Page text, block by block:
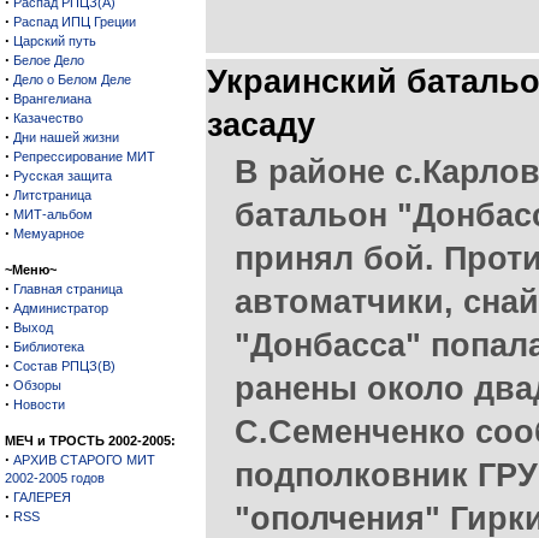
· Распад ИПЦ Греции
· Царский путь
· Белое Дело
· Дело о Белом Деле
· Врангелиана
· Казачество
· Дни нашей жизни
· Репрессирование МИТ
· Русская защита
· Литстраница
· МИТ-альбом
· Мемуарное
~Меню~
· Главная страница
· Администратор
· Выход
· Библиотека
· Состав РПЦЗ(В)
· Обзоры
· Новости
МЕЧ и ТРОСТЬ 2002-2005:
· АРХИВ СТАРОГО МИТ
2002-2005 годов
· ГАЛЕРЕЯ
· RSS
Украинский
засаду
В районе
батальон
принял бой.
автоматчики,
"Донбасса"
ранены около
С.Семенченко
подполковник
"ополчения"